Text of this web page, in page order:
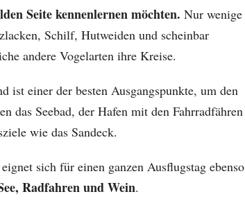
Seite kennenlernen möchten. Nur wenige
Schilf, Hutweiden und scheinbar
andere Vogelarten ihre Kreise.
ist einer der besten Ausgangspunkte, um den
das Seebad, der Hafen mit den Fahrradfähren
wie das Sandeck.
sich für einen ganzen Ausflugstag ebenso
Radfahren und Wein.